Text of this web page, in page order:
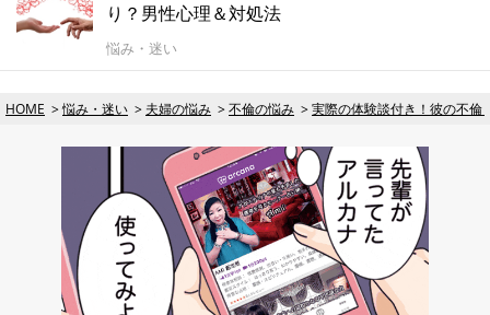
り？男性心理＆対処法
悩み・迷い
HOME 悩み・迷い 夫婦の悩み 不倫の悩み 実際の体験談付き！彼の不倫